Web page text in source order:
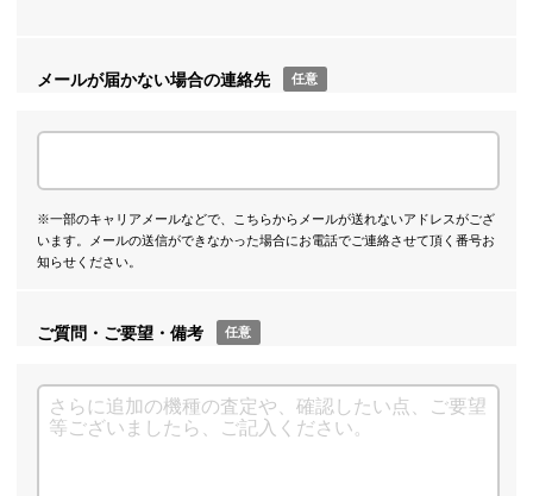
メールが届かない場合の連絡先 任意
※一部のキャリアメールなどで、こちらからメールが送れないアドレスがござ
います。メールの送信ができなかった場合にお電話でご連絡させて頂く番号お
知らせください。
ご質問・ご要望・備考 任意